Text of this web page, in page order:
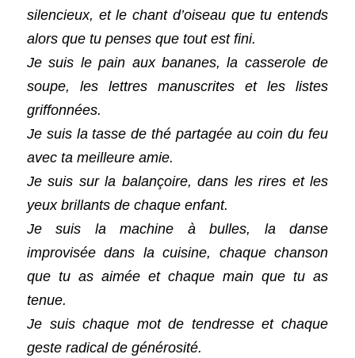
silencieux, et le chant d’oiseau que tu entends
alors que tu penses que tout est fini.
Je suis le pain aux bananes, la casserole de
soupe, les lettres manuscrites et les listes
griffonnées.
Je suis la tasse de thé partagée au coin du feu
avec ta meilleure amie.
Je suis sur la balançoire, dans les rires et les
yeux brillants de chaque enfant.
Je suis la machine à bulles, la danse
improvisée dans la cuisine, chaque chanson
que tu as aimée et chaque main que tu as
tenue.
Je suis chaque mot de tendresse et chaque
geste radical de générosité.